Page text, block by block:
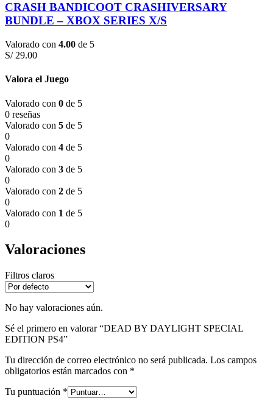
CRASH BANDICOOT CRASHIVERSARY
BUNDLE – XBOX SERIES X/S
Valorado con 4.00 de 5
S/29.00
Valora el Juego
Valorado con 0 de 5
0 reseñas
Valorado con 5 de 5
0
Valorado con 4 de 5
0
Valorado con 3 de 5
0
Valorado con 2 de 5
0
Valorado con 1 de 5
0
Valoraciones
Filtros claros
No hay valoraciones aún.
Sé el primero en valorar “DEAD BY DAYLIGHT SPECIAL
EDITION PS4”
Tu dirección de correo electrónico no será publicada. Los campos
obligatorios están marcados con *
Tu puntuación *